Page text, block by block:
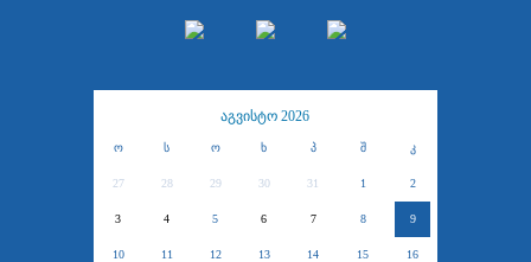
აგვისტო 2026
ო ს ო ხ პ შ კ
27 28 29 30 31 1 2
3 4 5 6 7 8 9
10 11 12 13 14 15 16